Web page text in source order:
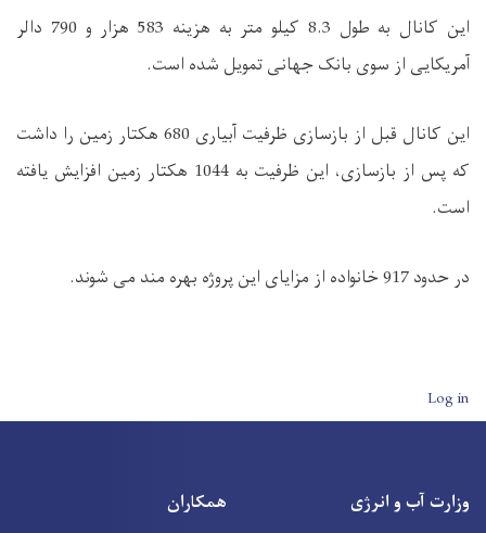
این کانال به طول 8.3 کیلو متر به هزینه 583 هزار و 790 دالر
آمریکایی از سوی بانک جهانی تمویل شده است.
این کانال قبل از بازسازی ظرفیت آبیاری 680 هکتار زمین را داشت
که پس از بازسازی، این ظرفیت به 1044 هکتار زمین افزایش یافته
است.
در حدود 917 خانواده از مزایای این پروژه بهره مند می شوند.
User account menu
Log in
وزارت آب و انرژی همکاران